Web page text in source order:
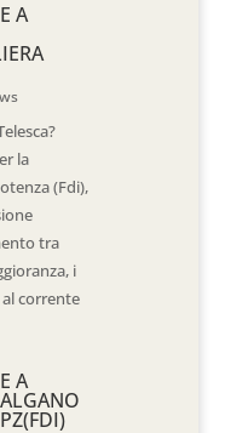
A
la
(Fdi),
tra
i
corrente
A